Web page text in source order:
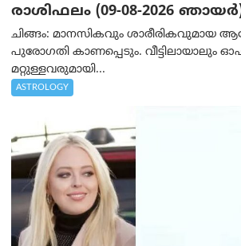
രാശിഫലം (09-08-2026
ചിങ്ങം: മാനസികവും ശാരീരികവുമായ
പുരോഗതി കാണപ്പെടും. വീട്ടിലായാലും
മറ്റുള്ളവരുമായി...
ASTROLOGY